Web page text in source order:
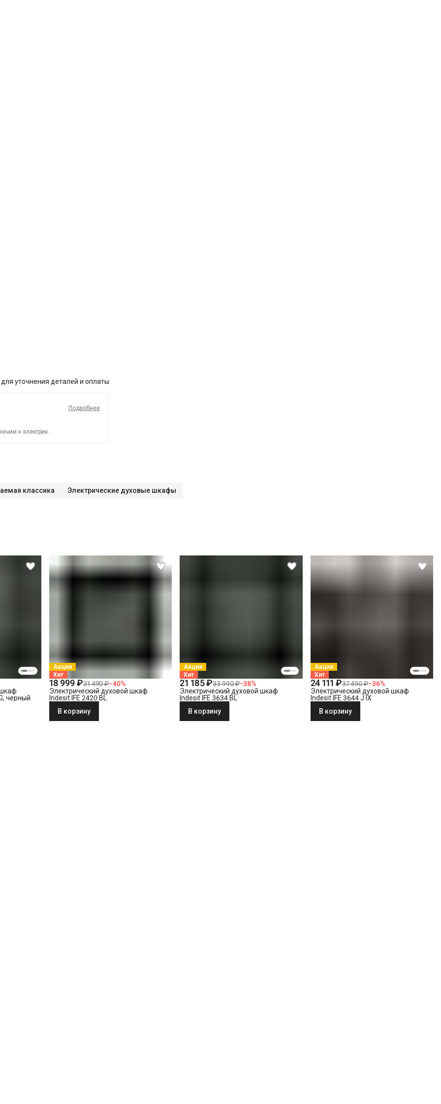
уточнения деталей и оплаты.
Подробнее
к электрике.
классика Электрические духовые шкафы
черный
Акция
Хит
18 999 ₽31 490 ₽−40%
Электрический духовой шкаф
Indesit IFE 2420 BL
В корзину
Акция
Хит
21 185 ₽33 990 ₽−38%
Электрический духовой шкаф
Indesit IFE 3634 BL
В корзину
Акция
Хит
24 111 ₽37 490 ₽−36%
Электрический духовой шкаф
Indesit IFE 3644 J IX
В корзину